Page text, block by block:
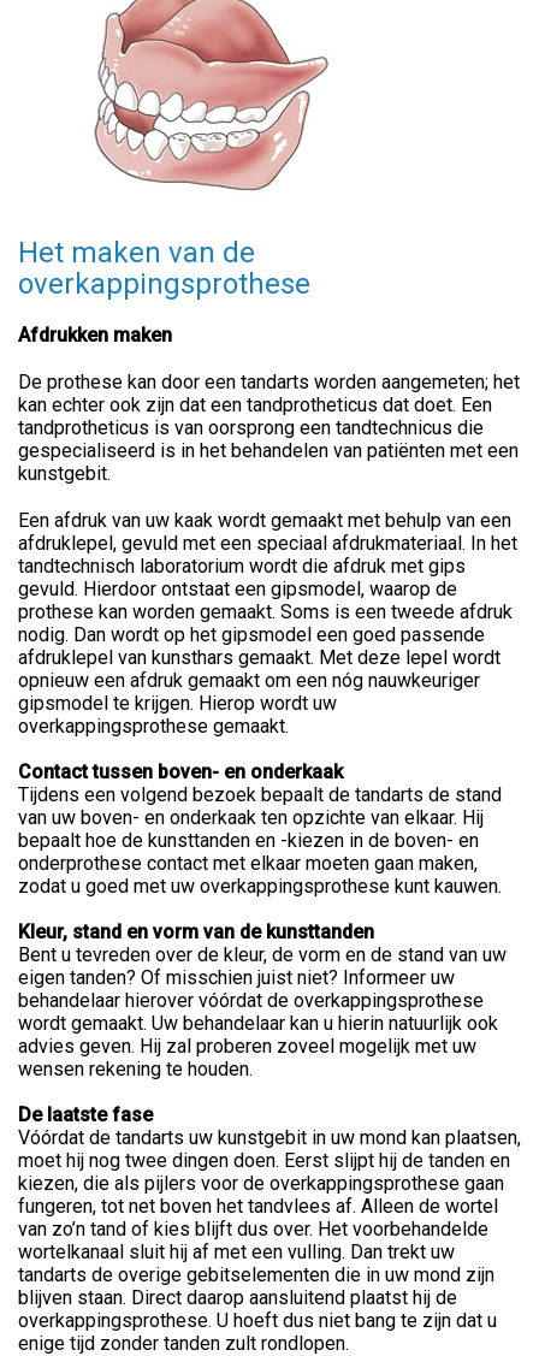
Het maken van de
overkappingsprothese
Afdrukken maken
De prothese kan door een tandarts worden aangemeten; het
kan echter ook zijn dat een tandprotheticus dat doet. Een
tandprotheticus is van oorsprong een tandtechnicus die
gespecialiseerd is in het behandelen van patiënten met een
kunstgebit.
Een afdruk van uw kaak wordt gemaakt met behulp van een
afdruklepel, gevuld met een speciaal afdrukmateriaal. In het
tandtechnisch laboratorium wordt die afdruk met gips
gevuld. Hierdoor ontstaat een gipsmodel, waarop de
prothese kan worden gemaakt. Soms is een tweede afdruk
nodig. Dan wordt op het gipsmodel een goed passende
afdruklepel van kunsthars gemaakt. Met deze lepel wordt
opnieuw een afdruk gemaakt om een nóg nauwkeuriger
gipsmodel te krijgen. Hierop wordt uw
overkappingsprothese gemaakt.
Contact tussen boven- en onderkaak
Tijdens een volgend bezoek bepaalt de tandarts de stand
van uw boven- en onderkaak ten opzichte van elkaar. Hij
bepaalt hoe de kunsttanden en -kiezen in de boven- en
onderprothese contact met elkaar moeten gaan maken,
zodat u goed met uw overkappingsprothese kunt kauwen.
Kleur, stand en vorm van de kunsttanden
Bent u tevreden over de kleur, de vorm en de stand van uw
eigen tanden? Of misschien juist niet? Informeer uw
behandelaar hierover vóórdat de overkappingsprothese
wordt gemaakt. Uw behandelaar kan u hierin natuurlijk ook
advies geven. Hij zal proberen zoveel mogelijk met uw
wensen rekening te houden.
De laatste fase
Vóórdat de tandarts uw kunstgebit in uw mond kan plaatsen,
moet hij nog twee dingen doen. Eerst slijpt hij de tanden en
kiezen, die als pijlers voor de overkappingsprothese gaan
fungeren, tot net boven het tandvlees af. Alleen de wortel
van zo’n tand of kies blijft dus over. Het voorbehandelde
wortelkanaal sluit hij af met een vulling. Dan trekt uw
tandarts de overige gebitselementen die in uw mond zijn
blijven staan. Direct daarop aansluitend plaatst hij de
overkappingsprothese. U hoeft dus niet bang te zijn dat u
enige tijd zonder tanden zult rondlopen.